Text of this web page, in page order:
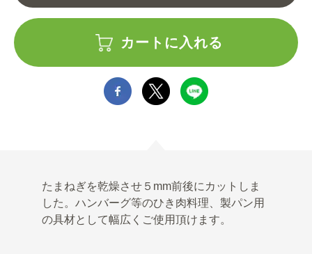
カートに入れる
たまねぎを乾燥させ５mm前後にカットしま
した。ハンバーグ等のひき肉料理、製パン用
の具材として幅広くご使用頂けます。